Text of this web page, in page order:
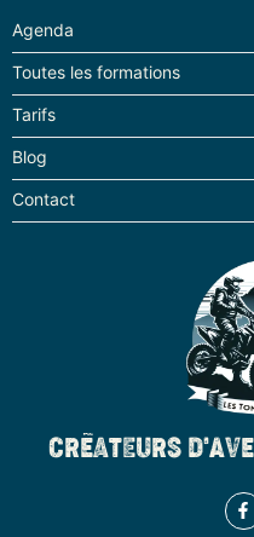
besoin en amont)
Autonomie en
Un bon
Outils en
minimum clefs
Assurance du
de conduire
rouler en tout
Agenda
Toutes les formations
Tarifs
Blog
Contact
CRÉATEURS